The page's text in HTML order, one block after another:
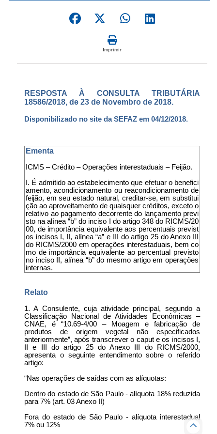
Imprimir
RESPOSTA À CONSULTA TRIBUTÁRIA
18586/2018, de 23 de Novembro de 2018.
Disponibilizado no site da SEFAZ em 04/12/2018.
Ementa
ICMS – Crédito – Operações interestaduais – Feijão.
I. É admitido ao estabelecimento que efetuar o benefici
amento, acondicionamento ou reacondicionamento de
feijão, em seu estado natural, creditar-se, em substitui
ção ao aproveitamento de quaisquer créditos, exceto o
relativo ao pagamento decorrente do lançamento previ
sto na alínea “b” do inciso I do artigo 348 do RICMS/20
00, de importância equivalente aos percentuais previst
os incisos I, II, alínea “a” e III do artigo 25 do Anexo III
do RICMS/2000 em operações interestaduais, bem co
mo de importância equivalente ao percentual previsto
no inciso II, alínea “b” do mesmo artigo em operações
internas.
Relato
1. A Consulente, cuja atividade principal, segundo a
Classificação Nacional de Atividades Econômicas –
CNAE, é “10.69-4/00 – Moagem e fabricação de
produtos de origem vegetal não especificados
anteriormente”, após transcrever o caput e os incisos I,
II e III do artigo 25 do Anexo III do RICMS/2000,
apresenta o seguinte entendimento sobre o referido
artigo:
“Nas operações de saídas com as alíquotas:
Dentro do estado de São Paulo - alíquota 18% reduzida
para 7% (art. 03 Anexo II)
Fora do estado de São Paulo - alíquota interestadual
7% ou 12%